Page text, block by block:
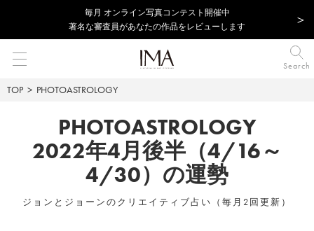
毎⽉ オンライン写真コンテスト開催中
著名な審査員があなたの作品をレビューします
Search
TOP PHOTOASTROLOGY
PHOTOASTROLOGY
2022年4月後半（4/16～
4/30）の運勢
ジョンとジョーンのクリエイティブ占い（毎月2回更新）